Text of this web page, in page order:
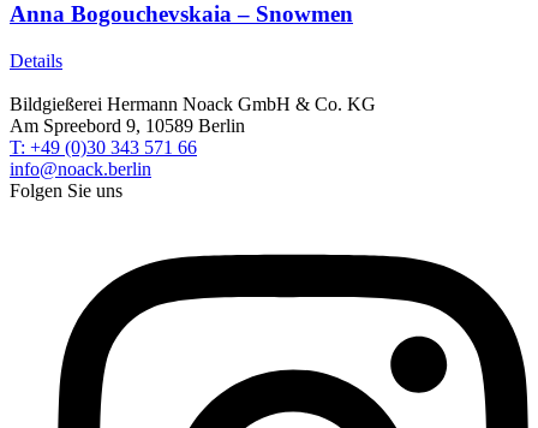
Anna Bogouchevskaia – Snowmen
Details
Bildgießerei Hermann Noack GmbH & Co. KG
Am Spreebord 9, 10589 Berlin
T: +49 (0)30 343 571 66
info@noack.berlin
Folgen Sie uns